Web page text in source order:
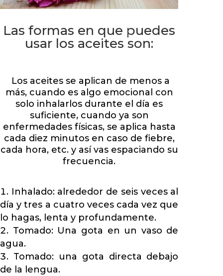
Las formas en que puedes
usar los aceites son:
Los aceites se aplican de menos a
más, cuando es algo emocional con
solo inhalarlos durante el día es
suficiente, cuando ya son
enfermedades físicas, se aplica hasta
cada diez minutos en caso de fiebre,
cada hora, etc. y así vas espaciando su
frecuencia.
Inhalado: alrededor de seis veces al
día y tres a cuatro veces cada vez que
lo hagas, lenta y profundamente.
Tomado: Una gota en un vaso de
agua.
Tomado: una gota directa debajo
de la lengua.